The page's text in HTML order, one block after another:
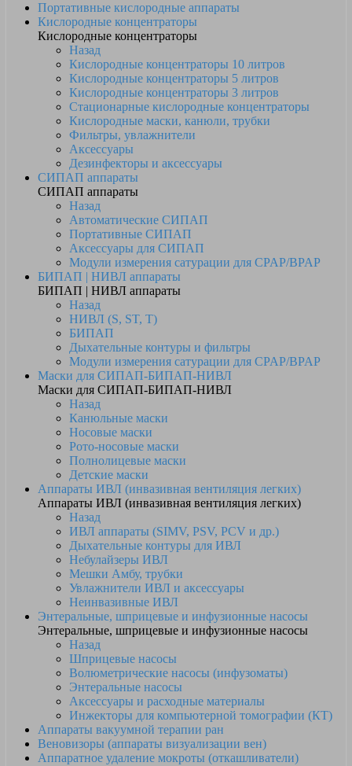
Портативные кислородные аппараты
Кислородные концентраторы
Кислородные концентраторы
Назад
Кислородные концентраторы 10 литров
Кислородные концентраторы 5 литров
Кислородные концентраторы 3 литров
Стационарные кислородные концентраторы
Кислородные маски, канюли, трубки
Фильтры, увлажнители
Аксессуары
Дезинфекторы и аксессуары
СИПАП аппараты
СИПАП аппараты
Назад
Автоматические СИПАП
Портативные СИПАП
Аксессуары для СИПАП
Модули измерения сатурации для CPAP/BPAP
БИПАП | НИВЛ аппараты
БИПАП | НИВЛ аппараты
Назад
НИВЛ (S, ST, T)
БИПАП
Дыхательные контуры и фильтры
Модули измерения сатурации для CPAP/BPAP
Маски для СИПАП-БИПАП-НИВЛ
Маски для СИПАП-БИПАП-НИВЛ
Назад
Канюльные маски
Носовые маски
Рото-носовые маски
Полнолицевые маски
Детские маски
Аппараты ИВЛ (инвазивная вентиляция легких)
Аппараты ИВЛ (инвазивная вентиляция легких)
Назад
ИВЛ аппараты (SIMV, PSV, PCV и др.)
Дыхательные контуры для ИВЛ
Небулайзеры ИВЛ
Мешки Амбу, трубки
Увлажнители ИВЛ и аксессуары
Неинвазивные ИВЛ
Энтеральные, шприцевые и инфузионные насосы
Энтеральные, шприцевые и инфузионные насосы
Назад
Шприцевые насосы
Волюметрические насосы (инфузоматы)
Энтеральные насосы
Аксессуары и расходные материалы
Инжекторы для компьютерной томографии (КТ)
Аппараты вакуумной терапии ран
Веновизоры (аппараты визуализации вен)
Аппаратное удаление мокроты (откашливатели)